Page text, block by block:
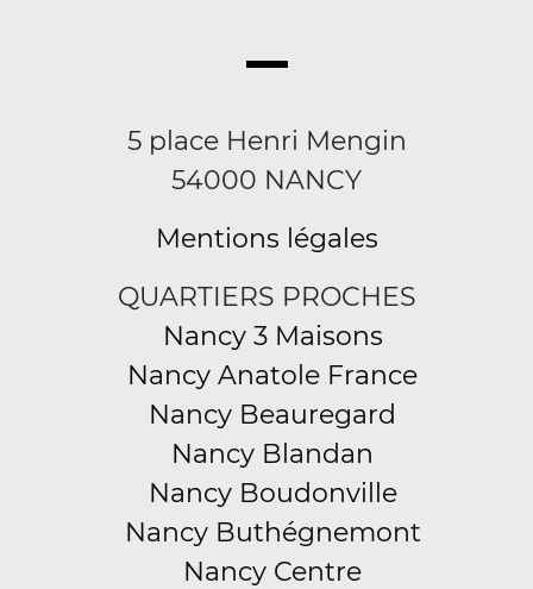
5 place Henri Mengin
54000 NANCY
Mentions légales
QUARTIERS PROCHES
Nancy 3 Maisons
Nancy Anatole France
Nancy Beauregard
Nancy Blandan
Nancy Boudonville
Nancy Buthégnemont
Nancy Centre